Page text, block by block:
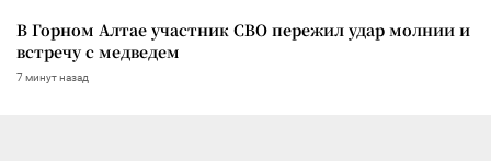
В Горном Алтае участник СВО пережил удар молнии и
встречу с медведем
7 минут назад